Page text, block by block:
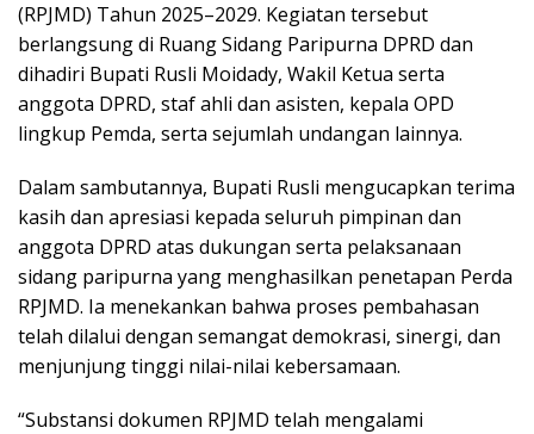
(RPJMD) Tahun 2025–2029. Kegiatan tersebut
berlangsung di Ruang Sidang Paripurna DPRD dan
dihadiri Bupati Rusli Moidady, Wakil Ketua serta
anggota DPRD, staf ahli dan asisten, kepala OPD
lingkup Pemda, serta sejumlah undangan lainnya.
Dalam sambutannya, Bupati Rusli mengucapkan terima
kasih dan apresiasi kepada seluruh pimpinan dan
anggota DPRD atas dukungan serta pelaksanaan
sidang paripurna yang menghasilkan penetapan Perda
RPJMD. Ia menekankan bahwa proses pembahasan
telah dilalui dengan semangat demokrasi, sinergi, dan
menjunjung tinggi nilai-nilai kebersamaan.
“Substansi dokumen RPJMD telah mengalami